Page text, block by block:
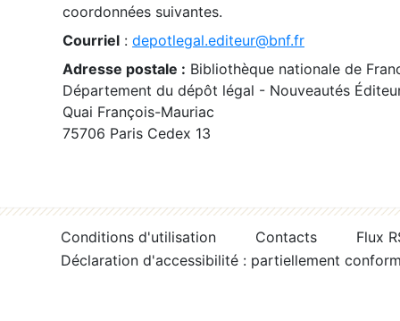
coordonnées suivantes.
Courriel : depotlegal.editeur@bnf.fr
Adresse postale : Bibliothèque nationale de
Département du dépôt légal - Nouveautés
Quai François-Mauriac
75706 Paris Cedex 13
Conditions d'utilisation Contacts
Flux
Déclaration d'accessibilité : partiellement